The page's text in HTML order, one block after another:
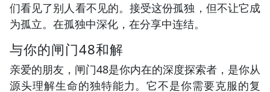
们看见了别人看不见的。接受这份孤独，但不让它成
为孤立。在孤独中深化，在分享中连结。
与你的闸门48和解
亲爱的朋友，闸门48是你内在的深度探索者，是你从
源头理解生命的独特能力。它不是你需要克服的复